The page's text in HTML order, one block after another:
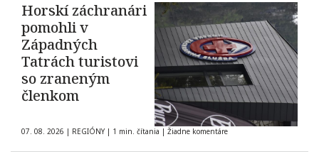
Horskí záchranári
pomohli v
Západných
Tatrách turistovi
so zraneným
členkom
07. 08. 2026 | REGIÓNY | 1 min. čítania | Žiadne komentáre